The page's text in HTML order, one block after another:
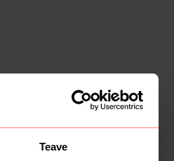
Teave